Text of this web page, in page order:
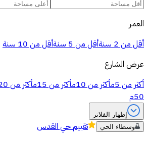
العمر
أقل من 2 سنة
أقل من 5 سنة
أقل من 10 سنة
عرض الشارع
أكثر من 5م
أكثر من 10م أكثر من 15م أكثر من 20م
50م
إظهار الفلاتر
وسطاء الحي
تقييمحي القدس